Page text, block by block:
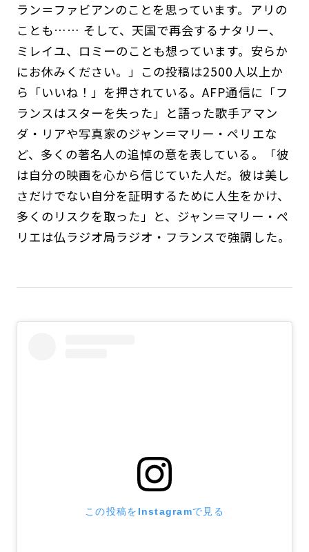
ラン＝ファビアンのことを思っています。アリの
ことも…… そして、天国で再会するナタリー、
ミレイユ、ロミーのことも想っています。安らか
にお休みください。」この投稿は2500人以上か
ら「いいね！」を押されている。AFP通信に「フ
ランスはスターを失った」と語った歌手アマン
ダ・リアや写真家のジャン＝マリー・ペリエな
ど、多くの著名人の追悼の意を表している。「彼
は自分の映画を心から信じていた人だ。彼は美し
さだけでない自分を証明するために人生をかけ、
多くのリスクを取った」と、ジャン＝マリー・ペ
リエは仏ラジオ局ラジオ・フランスで強調した。
この投稿をInstagramで見る